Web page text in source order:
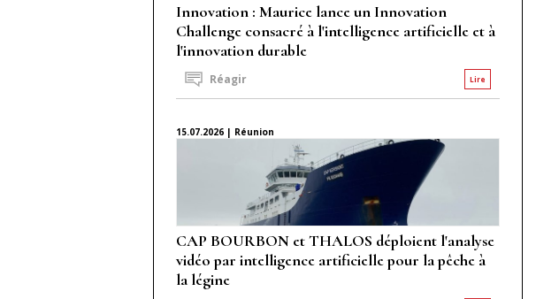
Innovation : Maurice lance un Innovation
Challenge consacré à l'intelligence artificielle et à
l'innovation durable
Lire
Réagir
15.07.2026 | Réunion
CAP BOURBON et THALOS déploient l'analyse
vidéo par intelligence artificielle pour la pêche à
la légine